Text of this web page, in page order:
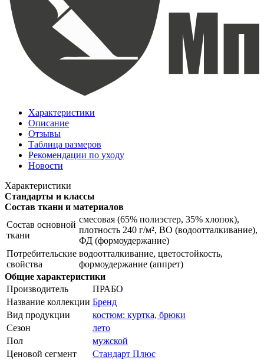
Характеристики
Описание
Отзывы
Таблица размеров
Рекомендации по уходу
Новости
Характеристики
Стандарты и классы
Состав ткани и материалов
Состав основной
ткани
смесовая (65% полиэстер, 35% хлопок),
плотность 240 г/м², ВО (водоотталкивание),
ФД (формоудержание)
Потребительские
свойства
водоотталкивание, цветостойкость,
формоудержание (аппрет)
Общие характеристики
Производитель
ПРАБО
Название коллекции Бренд
Вид продукции
костюм: куртка, брюки
Сезон
лето
Пол
мужской
Ценовой сегмент
Стандарт Плюс